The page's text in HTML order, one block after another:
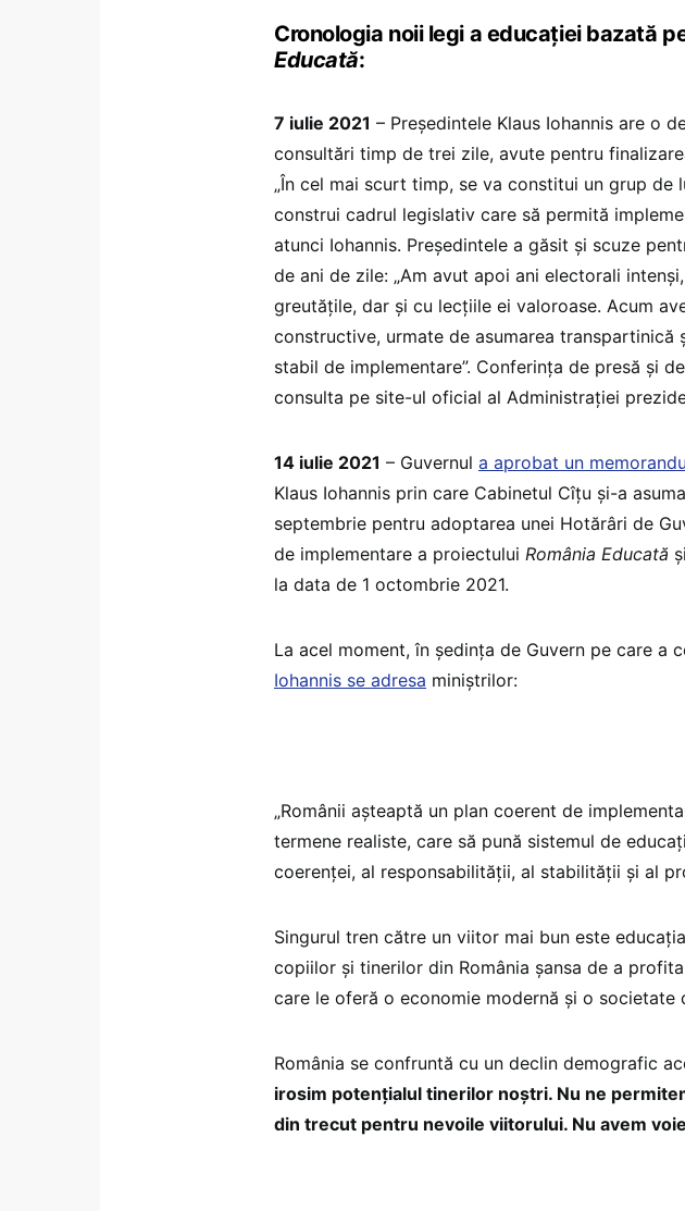
Cronologia noii legi a educației bazată
Educată:
7 iulie 2021 – Președintele Klaus Iohannis are o
consultări timp de trei zile, avute pentru
„În cel mai scurt timp, se va constitui un grup de
construi cadrul legislativ care să permită
atunci Iohannis. Președintele a găsit și scuze
de ani de zile: „Am avut apoi ani electorali
greutățile, dar și cu lecțiile ei valoroase. Acum
constructive, urmate de asumarea transpartinică
stabil de implementare”. Conferința de presă și
consulta pe site-ul oficial al Administrației
14 iulie 2021 – Guvernul a aprobat un
Klaus Iohannis prin care Cabinetul Cîțu și-a
septembrie pentru adoptarea unei Hotărâri de
de implementare a proiectului România Educată
la data de 1 octombrie 2021.
La acel moment, în ședința de Guvern pe care a
Iohannis se adresa miniștrilor:
„Românii așteaptă un plan coerent de
termene realiste, care să pună sistemul de
coerenței, al responsabilității, al stabilității și al
Singurul tren către un viitor mai bun este
copiilor și tinerilor din România șansa de a
care le oferă o economie modernă și o societate
România se confruntă cu un declin demografic
irosim potențialul tinerilor noștri. Nu ne
din trecut pentru nevoile viitorului. Nu avem